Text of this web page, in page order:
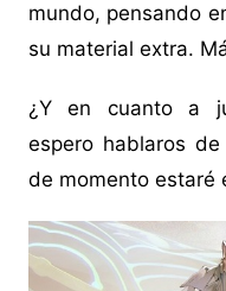
mundo, pensando
su material extra.
¿Y en cuanto a
espero hablaros
de momento estaré